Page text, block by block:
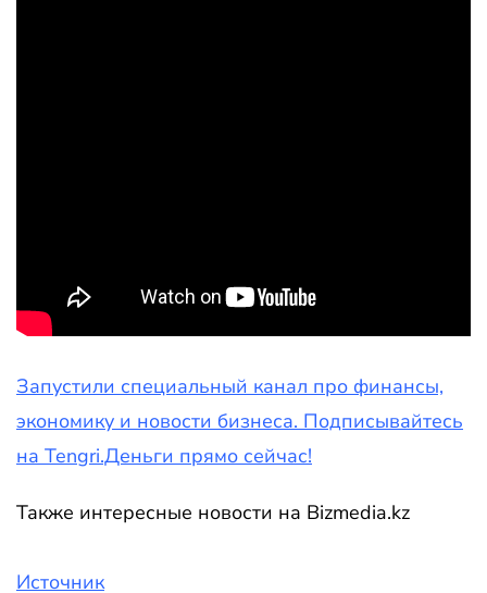
Запустили специальный канал про финансы,
экономику и новости бизнеса. Подписывайтесь
на Tengri.Деньги прямо сейчас!
Также интересные новости на Bizmedia.kz
Источник